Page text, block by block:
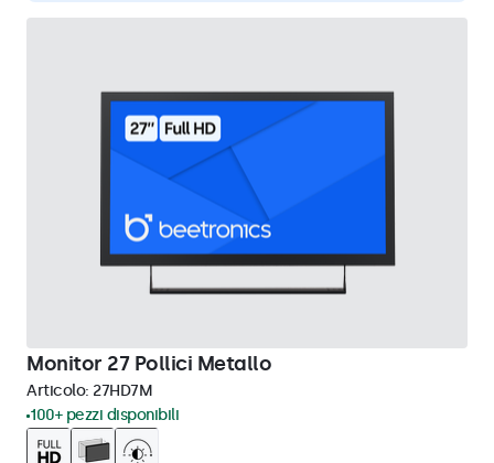
Monitor 27 Pollici Metallo
Articolo: 27HD7M
100+ pezzi disponibili